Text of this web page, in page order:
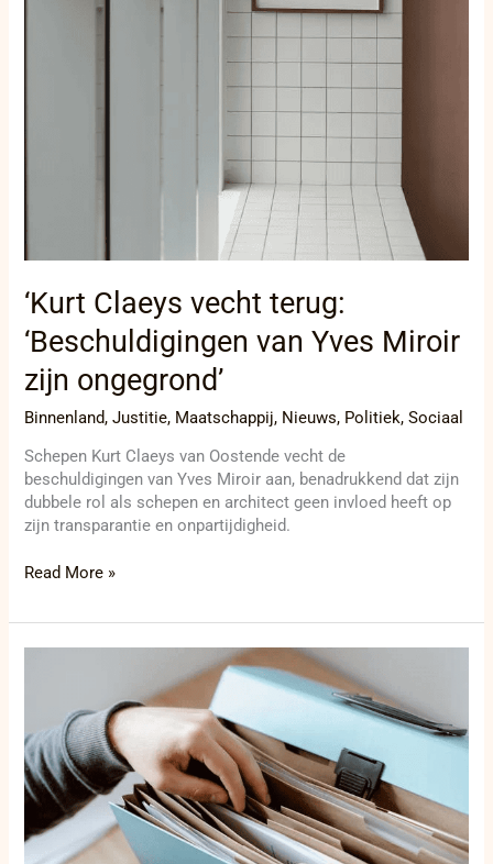
‘Kurt Claeys vecht terug:
‘Beschuldigingen van Yves Miroir
zijn ongegrond’
Binnenland,Justitie, Maatschappij, Nieuws, Politiek,Sociaal
Schepen Kurt Claeys van Oostende vecht de
beschuldigingen van Yves Miroir aan, benadrukkend dat zijn
dubbele rol als schepen en architect geen invloed heeft op
zijn transparantie en onpartijdigheid.
Read More »
Miroir:
Schepen
Kurt
Claeys
geeft
uitleg